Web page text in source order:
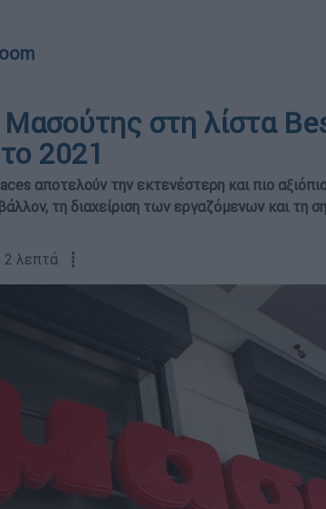
Μασούτης στη λίστα
2021
αποτελούν την εκτενέστερη και πιο
τη διαχείριση των εργαζόμενων και τη
2 λεπτά ┋